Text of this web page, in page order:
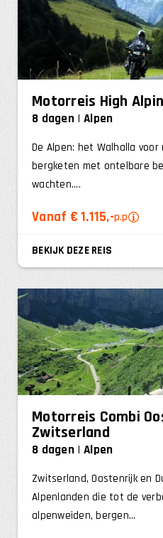
Motorreis High
8 dagen Alpen
De Alpen: het Walhalla
bergketen met ontelbare
wachten....
Vanaf € 1.115,-p.p
BEKIJK DEZE REIS
Motorreis Combi
Zwitserland
8 dagen Alpen
Zwitserland, Oostenrijk en
Alpenlanden die tot de
alpenweiden, bergen...